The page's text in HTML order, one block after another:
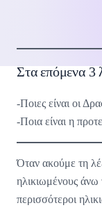
Στα επόμενα 3
-Ποιες είναι οι
-Ποια είναι η
Όταν ακούμε τη
ηλικιωμένους
περισσότεροι